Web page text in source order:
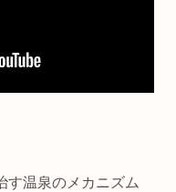
す温泉のメカニズム